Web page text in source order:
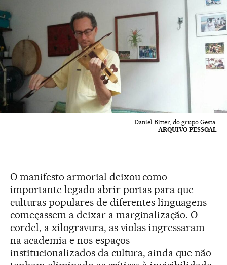
Daniel Bitter, do grupo Gesta.
ARQUIVO PESSOAL
O manifesto armorial deixou como
importante legado abrir portas para que
culturas populares de diferentes linguagens
começassem a deixar a marginalização. O
cordel, a xilogravura, as violas ingressaram
na academia e nos espaços
institucionalizados da cultura, ainda que não